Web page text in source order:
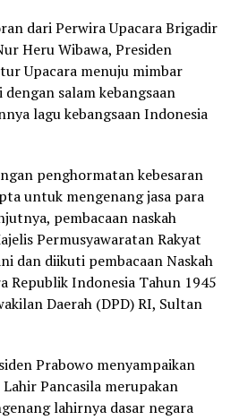
dari Perwira Upacara Brigadir
Heru Wibawa, Presiden
Upacara menuju mimbar
salam kebangsaan
lagu kebangsaan Indonesia
penghormatan kebesaran
untuk mengenang jasa para
pembacaan naskah
Permusyawaratan Rakyat
dan diikuti pembacaan Naskah
Republik Indonesia Tahun 1945
Daerah (DPD) RI, Sultan
Prabowo menyampaikan
Pancasila merupakan
lahirnya dasar negara